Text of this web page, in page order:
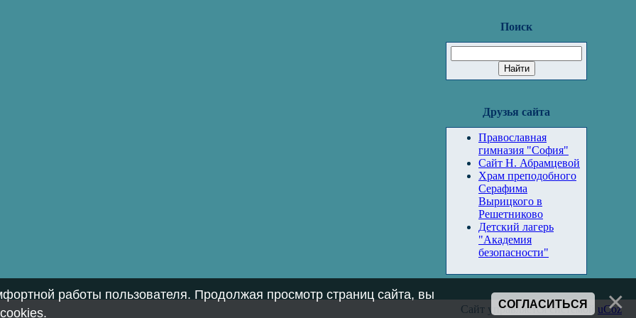
Поиск
Друзья сайта
Православная
гимназия "София"
Сайт Н. Абрамцевой
Храм преподобного
Серафима
Вырицкого в
Решетниково
Детский лагерь
"Академия
безопасности"
Сайт управляется системой uCoz
работы пользователя. Продолжая просмотр страниц сайта, вы
.
СОГЛАСИТЬСЯ